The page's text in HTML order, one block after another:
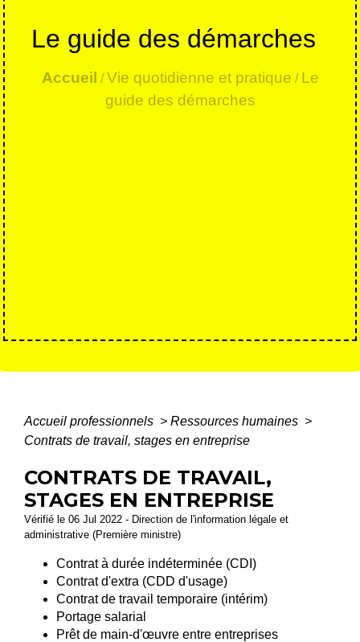
Le guide des démarches
Accueil /Vie quotidienne et pratique / Le
guide des démarches
Accueil professionnels > Ressources humaines >
Contrats de travail, stages en entreprise
CONTRATS DE TRAVAIL,
STAGES EN ENTREPRISE
Vérifié le 06 Jul 2022 - Direction de l'information légale et
administrative (Première ministre)
Contrat à durée indéterminée (CDI)
Contrat d'extra (CDD d'usage)
Contrat de travail temporaire (intérim)
Portage salarial
Prêt de main-d'œuvre entre entreprises